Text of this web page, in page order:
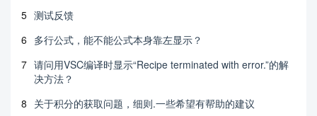
5 测试反馈
6 多行公式，能不能公式本身靠左显示？
7 请问用VSC编译时显示“Recipe terminated with error.”的解
决方法？
8 关于积分的获取问题，细则.一些希望有帮助的建议